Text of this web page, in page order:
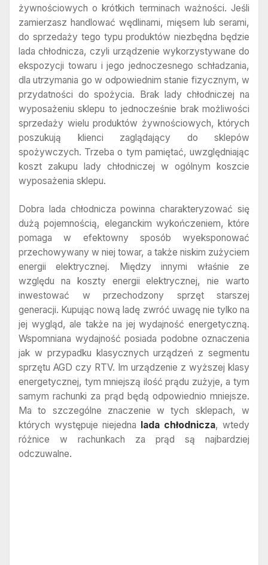
żywnościowych o krótkich terminach ważności. Jeśli
zamierzasz handlować wędlinami, mięsem lub serami,
do sprzedaży tego typu produktów niezbędna będzie
lada chłodnicza, czyli urządzenie wykorzystywane do
ekspozycji towaru i jego jednoczesnego schładzania,
dla utrzymania go w odpowiednim stanie fizycznym, w
przydatności do spożycia. Brak lady chłodniczej na
wyposażeniu sklepu to jednocześnie brak możliwości
sprzedaży wielu produktów żywnościowych, których
poszukują klienci zaglądający do sklepów
spożywczych. Trzeba o tym pamiętać, uwzględniając
koszt zakupu lady chłodniczej w ogólnym koszcie
wyposażenia sklepu.
Dobra lada chłodnicza powinna charakteryzować się
dużą pojemnością, eleganckim wykończeniem, które
pomaga w efektowny sposób wyeksponować
przechowywany w niej towar, a także niskim zużyciem
energii elektrycznej. Między innymi właśnie ze
względu na koszty energii elektrycznej, nie warto
inwestować w przechodzony sprzęt starszej
generacji. Kupując nową ladę zwróć uwagę nie tylko na
jej wygląd, ale także na jej wydajność energetyczną.
Wspomniana wydajność posiada podobne oznaczenia
jak w przypadku klasycznych urządzeń z segmentu
sprzętu AGD czy RTV. Im urządzenie z wyższej klasy
energetycznej, tym mniejszą ilość prądu zużyje, a tym
samym rachunki za prąd będą odpowiednio mniejsze.
Ma to szczególne znaczenie w tych sklepach, w
których występuje niejedna
lada chłodnicza, wtedy
różnice w rachunkach za prąd są najbardziej
odczuwalne.